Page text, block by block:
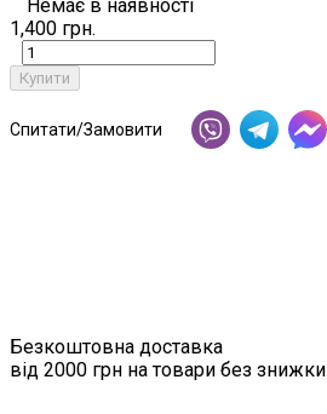
Немає в наявності
1,400 грн.
Купити
Спитати/Замовити
Безкоштовна доставка
від 2000 грн на товари без знижки